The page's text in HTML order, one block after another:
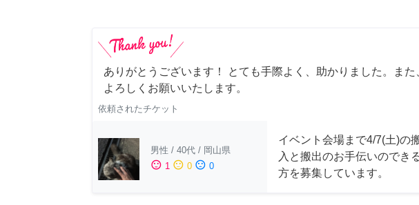
ありがとうございます！ とても手際よく、助かりました。また
よろしくお願いいたします。
依頼されたチケット
男性 / 40代 / 岡山県
sentiment_satisfied 1 sentiment_neutral 0 sentiment_dissatisfied 0
イベント会場まで4/7(土)の
入と搬出のお手伝いのでき
方を募集しています。